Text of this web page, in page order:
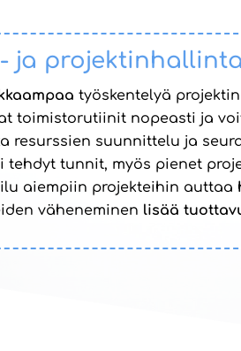
ja
työskentelyä
toimistorutiinit nopeasti ja
resurssien suunnittelu ja
tehdyt tunnit, myös pienet
aiempiin projekteihin auttaa
väheneminen lisää